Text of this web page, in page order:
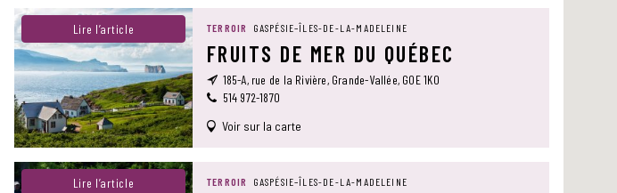
Lire l’article TERROIR GASPÉSIE–ÎLES-DE-LA-MADELEINE
FRUITS DE MER DU QUÉBEC
185-A, rue de la Rivière, Grande-Vallée, G0E 1K0
514 972-1870
Voir sur la carte
Lire l’article TERROIR GASPÉSIE–ÎLES-DE-LA-MADELEINE